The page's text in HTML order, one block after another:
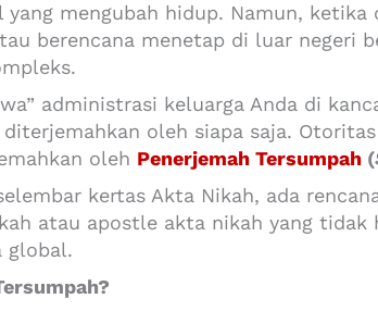
yang mengubah hidup. Namun,
berencana menetap di luar
administrasi keluarga Anda di
oleh siapa saja. Otoritas
oleh Penerjemah Tersumpah (
kertas Akta Nikah, ada
atau apostle akta nikah yang
global.